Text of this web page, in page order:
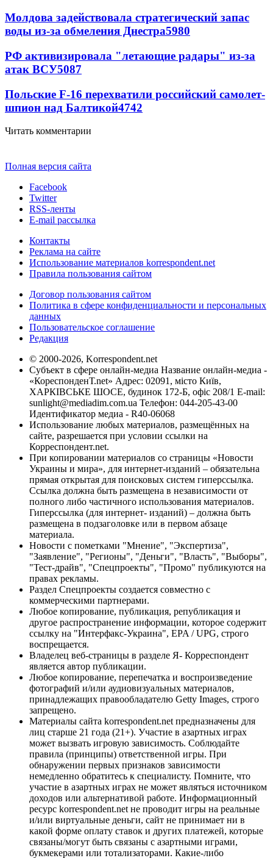
Молдова задействовала стратегический запас
воды из-за обмеления Днестра5980
РФ активизировала "летающие радары" из-за
атак ВСУ5087
Польские F-16 перехватили российский самолет-
шпион над Балтикой4742
Читать комментарии
Полная версия сайта
Facebook
Twitter
RSS-ленты
E-mail рассылка
Контакты
Реклама на сайте
Использование материалов korrespondent.net
Правила пользования сайтом
Договор пользования сайтом
Политика в сфере конфиденциальности и персональных
данных
Пользовательское соглашение
Редакция
© 2000-2026, Korrespondent.net
Субъект в сфере онлайн-медиа Название онлайн-медиа -
«КореспонденТ.net» Адрес: 02091, місто Київ,
ХАРКІВСЬКЕ ШОСЕ, будинок 172-Б, офіс 208/1 E-mail:
sunlight@mediadim.com.ua Телефон: 044-205-43-00
Идентификатор медиа - R40-06068
Использование любых материалов, размещённых на
сайте, разрешается при условии ссылки на
Корреспондент.net.
При копировании материалов со страницы «Новости
Украины и мира», для интернет-изданий – обязательна
прямая открытая для поисковых систем гиперссылка.
Ссылка должна быть размещена в независимости от
полного либо частичного использования материалов.
Гиперссылка (для интернет- изданий) – должна быть
размещена в подзаголовке или в первом абзаце
материала.
Новости с пометками "Мнение", "Экспертиза",
"Заявление", "Регионы", "Деньги", "Власть", "Выборы",
"Тест-драйв", "Спецпроекты", "Промо" публикуются на
правах рекламы.
Раздел Спецпроекты создается совместно с
коммерческими партнерами.
Любое копирование, публикация, републикация и
другое распространение информации, которое содержит
ссылку на "Интерфакс-Украина", EPA / UPG, строго
воспрещается.
Владелец веб-страницы в разделе Я- Корреспондент
является автор публикации.
Любое копирование, перепечатка и воспроизведение
фотографий и/или аудиовизуальных материалов,
принадлежащих правообладателю Getty Images, строго
запрещено.
Материалы сайта korrespondent.net предназначены для
лиц старше 21 года (21+). Участие в азартных играх
может вызвать игровую зависимость. Соблюдайте
правила (принципы) ответственной игры. При
обнаружении первых признаков зависимости
немедленно обратитесь к специалисту. Помните, что
участие в азартных играх не может являться источником
доходов или альтернативой работе. Информационный
ресурс korrespondent.net не проводит игры на реальные
и/или виртуальные деньги, сайт не принимает ни в
какой форме оплату ставок и других платежей, которые
связаны/могут быть связаны с азартными играми,
букмекерами или тотализаторами. Какие-либо